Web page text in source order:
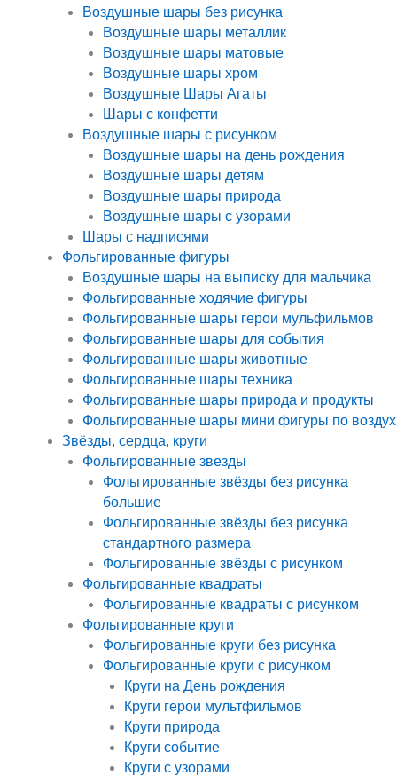
Воздушные шары без рисунка
Воздушные шары металлик
Воздушные шары матовые
Воздушные шары хром
Воздушные Шары Агаты
Шары с конфетти
Воздушные шары с рисунком
Воздушные шары на день рождения
Воздушные шары детям
Воздушные шары природа
Воздушные шары с узорами
Шары с надписями
Фольгированные фигуры
Воздушные шары на выписку для мальчика
Фольгированные ходячие фигуры
Фольгированные шары герои мульфильмов
Фольгированные шары для события
Фольгированные шары животные
Фольгированные шары техника
Фольгированные шары природа и продукты
Фольгированные шары мини фигуры по воздух
Звёзды, сердца, круги
Фольгированные звезды
Фольгированные звёзды без рисунка
большие
Фольгированные звёзды без рисунка
стандартного размера
Фольгированные звёзды с рисунком
Фольгированные квадраты
Фольгированные квадраты с рисунком
Фольгированные круги
Фольгированные круги без рисунка
Фольгированные круги с рисунком
Круги на День рождения
Круги герои мультфильмов
Круги природа
Круги событие
Круги с узорами